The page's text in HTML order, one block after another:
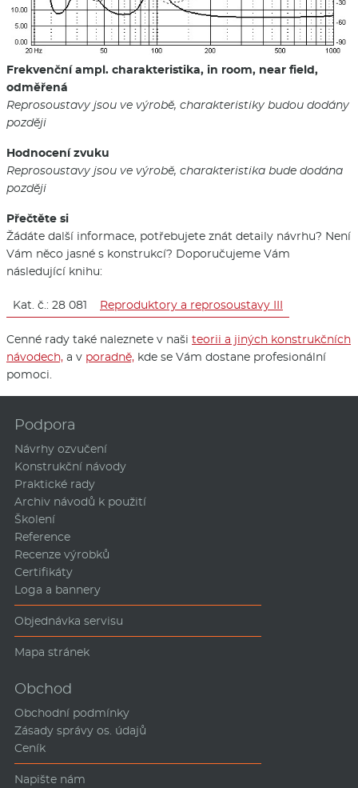
Frekvenční ampl. charakteristika, in room, near field,
odměřená
Reprosoustavy jsou ve výrobě, charakteristiky budou dodány
později
Hodnocení zvuku
Reprosoustavy jsou ve výrobě, charakteristika bude dodána
později
Přečtěte si
Žádáte další informace, potřebujete znát detaily návrhu? Není
Vám něco jasné s konstrukcí? Doporučujeme Vám
následující knihu:
Kat. č.: 28 081 Reproduktory a reprosoustavy III
Cenné rady také naleznete v naši teorii a jiných konstrukčních
návodech, a v poradně, kde se Vám dostane profesionální
pomoci.
Podpora
Návrhy ozvučení
Konstrukční návody
Praktické rady
Archiv návodů k použití
Školení
Reference
Recenze výrobků
Certifikáty
Loga a bannery
Objednávka servisu
Mapa stránek
Obchod
Obchodní podmínky
Zásady správy os. údajů
Ceník
Napište nám